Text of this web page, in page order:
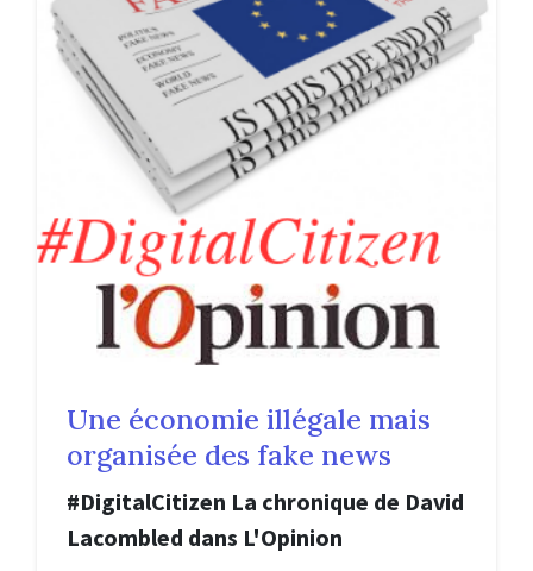
Une économie illégale mais
organisée des fake news
#DigitalCitizen La chronique de David
Lacombled dans L'Opinion